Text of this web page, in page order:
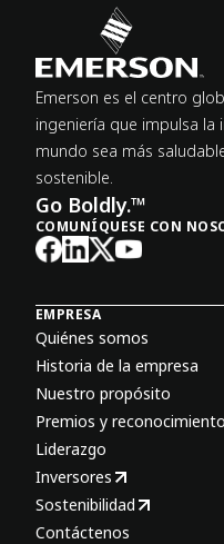
Emerson es el centro
ingeniería que impulsa la
mundo sea más
sostenible.
Go Boldly.™
COMUNÍQUESE CON
EMPRESA
Quiénes somos
Historia de la empresa
Nuestro propósito
Premios y reconocimiento
Liderazgo
Inversores
Sostenibilidad
Contáctenos